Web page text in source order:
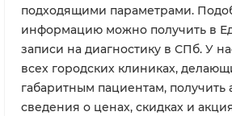
подходящими параметрами.
информацию можно получить в
записи на диагностику в СПб. У
всех городских клиниках,
габаритным пациентам, получить
сведения о ценах, скидках и